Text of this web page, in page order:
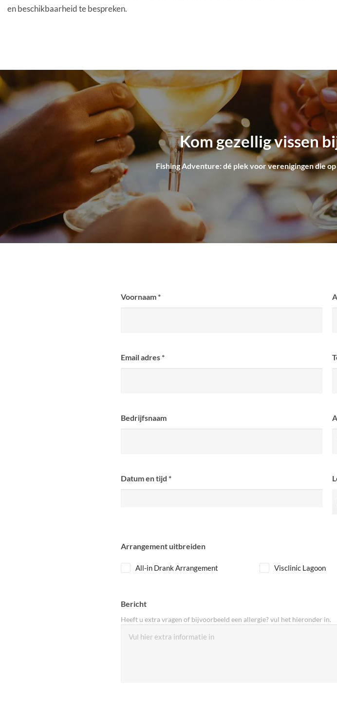
en beschikbaarheid te bespreken.
Kom gezellig vissen
Fishing Adventure: dé plek voor verenigingen die
Voornaam*
Email adres*
Bedrijfsnaam
Datum en tijd *
Arrangement uitbreiden
All-in Drank Arrangement Visclinic Lagoon
Bericht
Heeft u extra vragen of bijvoorbeeld een allergie? vul het hieronder in.